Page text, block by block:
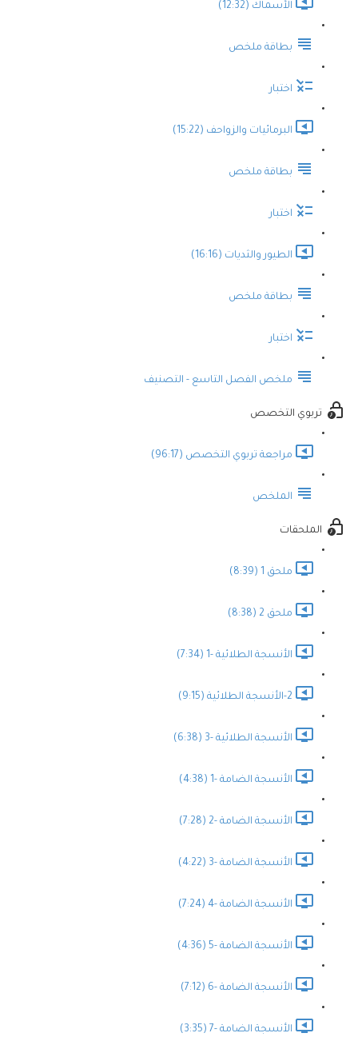
الأسماك (12:32)
بطاقة ملخص
اختبار
البرمائيات والزواحف (15:22)
بطاقة ملخص
اختبار
الطيور والثديات (16:16)
بطاقة ملخص
اختبار
ملخص الفصل التاسع - التصنيف
تربوي التخصص
مراجعة تربوي التخصص (96:17)
الملخص
الملحقات
ملحق 1 (8:39)
ملحق 2 (8:38)
الأنسجة الطلائية -1 (7:34)
2-الأنسجة الطلائية (9:15)
الأنسجة الطلائية -3 (6:38)
الأنسجة الضامة -1 (4:38)
الأنسجة الضامة -2 (7:28)
الأنسجة الضامة -3 (4:22)
الأنسجة الضامة -4 (7:24)
الأنسجة الضامة -5 (4:36)
الأنسجة الضامة -6 (7:12)
الأنسجة الضامة -7 (3:35)